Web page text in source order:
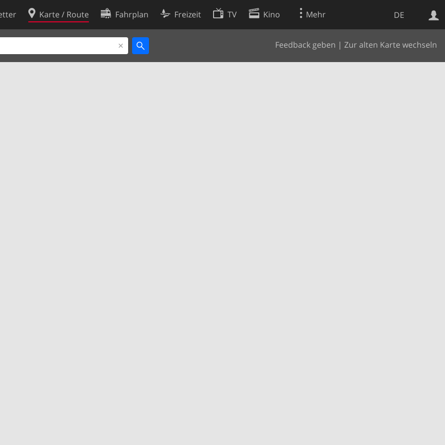
DE
Karte / Route Fahrplan Freizeit TV Kino Mehr
Feedback geben | Zur alten Karte wechseln
Websuche
Cookie-Richtlinie
Cookie-Einstellungen